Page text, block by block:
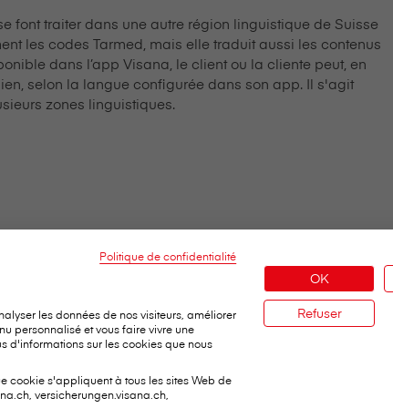
font traiter dans une autre région linguistique de Suisse
les codes Tarmed, mais elle traduit aussi les contenus
dans l’app V⁠i⁠s⁠a⁠n⁠a, le client ou la cliente peut, en
selon la langue configurée dans son app. Il s'agit
zones linguistiques.
Politique de confidentialité
les données de nos visiteurs, améliorer
personnalisé et vous faire vivre une
d'informations sur les cookies que nous
cookie s'appliquent à tous les sites Web de
versicherungen.visana.ch,
OK
Refuser